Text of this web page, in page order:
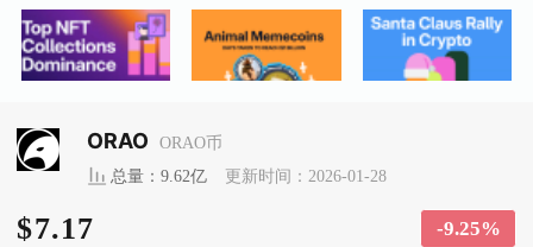
ORAO
ORAO币
总量：9.62亿
更新时间：2026-01-28
$7.17 -9.25%